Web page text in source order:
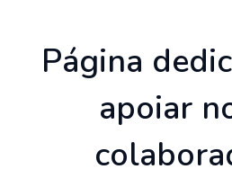
Página
apoiar